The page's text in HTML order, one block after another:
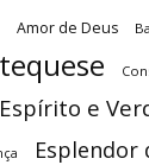
Amor de Deus
e
Esplendor